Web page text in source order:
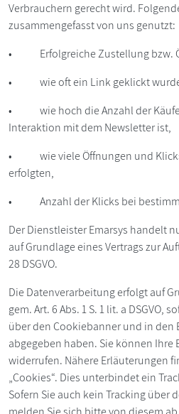
Verbrauchern gerecht wird.
zusammengefasst von uns genutzt:
• Erfolgreiche Zustellung bzw.
• wie oft ein Link geklickt
• wie hoch die Anzahl der Käufe
Interaktion mit dem Newsletter ist,
• wie viele Öffnungen und
erfolgten,
• Anzahl der Klicks bei
Der Dienstleister Emarsys handelt
auf Grundlage eines Vertrags zur
28 DSGVO.
Die Datenverarbeitung erfolgt auf
gem. Art. 6 Abs. 1 S. 1 lit. a DSGVO,
über den Cookiebanner und in den
abgegeben haben. Sie können
widerrufen. Nähere Erläuterungen
„Cookies“. Dies unterbindet ein
Sofern Sie auch kein Tracking über